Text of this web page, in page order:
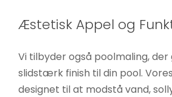
Æstetisk Appel og
Vi tilbyder også poolmaling, der
slidstærk finish til din pool.
designet til at modstå vand,